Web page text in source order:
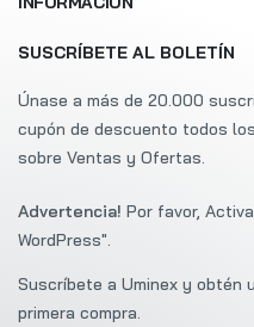
SUSCRÍBETE AL BOLETÍN
Únase a más de 20.000
cupón de descuento todos
sobre Ventas y Ofertas.
Advertencia! Por favor,
WordPress".
Suscríbete a Uminex y obtén
primera compra.
Asesor de ventas -